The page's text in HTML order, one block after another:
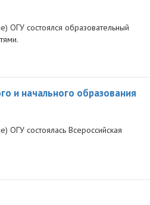
ОГУ состоялся образовательный
и начального образования
ОГУ состоялась Всероссийская